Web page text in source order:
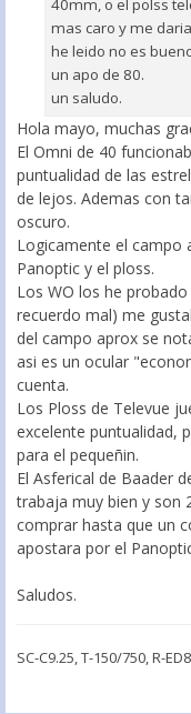
40mm, o el polss
mas caro y me
he leido no es
un apo de 80.
un saludo.
Hola mayo, muchas
El Omni de 40
puntualidad de las
de lejos. Ademas con
oscuro.
Logicamente el campo
Panoptic y el ploss.
Los WO los he
recuerdo mal) me
del campo aprox se
asi es un ocular
cuenta.
Los Ploss de Televue
excelente puntualidad,
para el pequeñin.
El Asferical de Baader
trabaja muy bien y son
comprar hasta que un
apostara por el
Saludos.
SC-C9.25, T-150/750, R-